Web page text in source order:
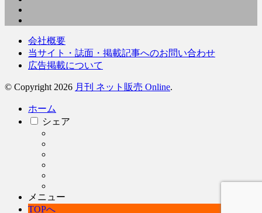
会社概要
当サイト・誌面・掲載記事へのお問い合わせ
広告掲載について
© Copyright 2026 月刊 ネット販売 Online.
ホーム
シェア
メニュー
TOPへ